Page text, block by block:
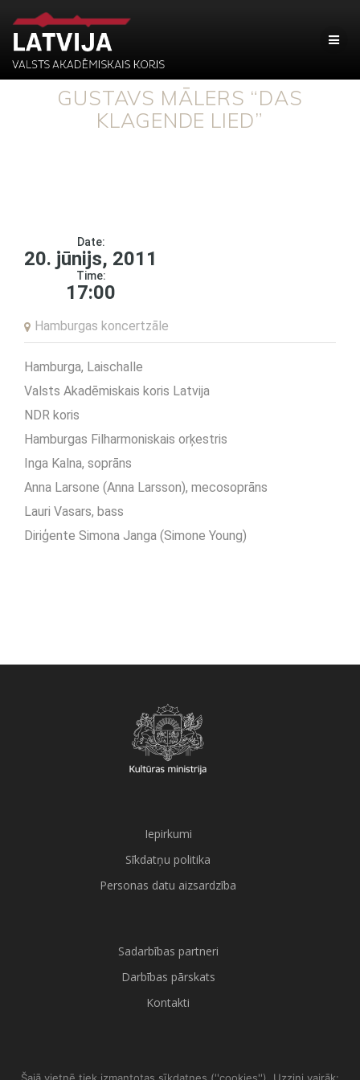
GUSTAVS MĀLERS “DAS
KLAGENDE LIED”
Date:
20. jūnijs, 2011
Time:
17:00
Hamburgas koncertzāle
Hamburga, Laischalle
Valsts Akadēmiskais koris Latvija
NDR koris
Hamburgas Filharmoniskais orķestris
Inga Kalna, soprāns
Anna Larsone (Anna Larsson), mecosoprāns
Lauri Vasars, bass
Diriģente Simona Janga (Simone Young)
Iepirkumi
Sīkdatņu politika
Personas datu aizsardzība
Sadarbības partneri
Darbības pārskats
Kontakti